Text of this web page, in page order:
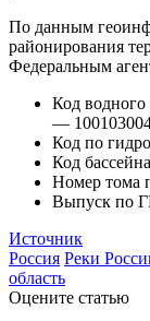
По данным
районирования
Федеральным
Код водного
—
Код по
Код
Номер тома
Выпуск по
Источник
Россия Реки
область
Оцените статью